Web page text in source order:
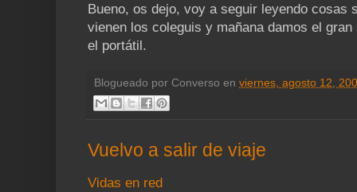
Bueno, os dejo, voy a seguir leyendo cosas
vienen los coleguis y mañana damos el
el portátil.
Blogueado por Converso en viernes, agosto 12,
Vuelvo a salir de viaje
Vidas en red